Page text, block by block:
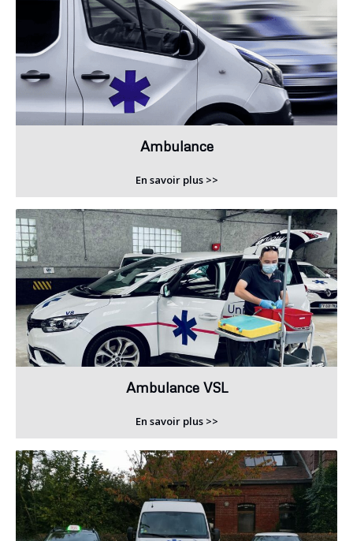
Ambulance
En savoir plus >>
Ambulance VSL
En savoir plus >>